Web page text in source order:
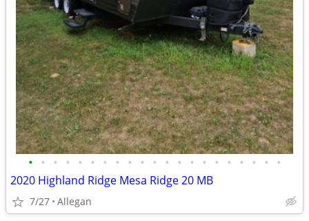
• • • • • • • • • • • • • • • • • • • • •
2020 Highland Ridge Mesa Ridge 20 MB
7/27 Allegan